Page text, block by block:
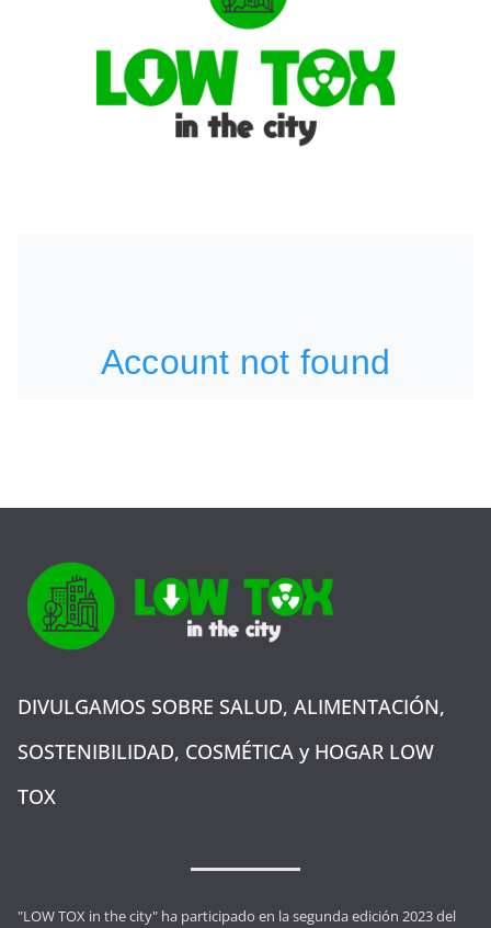
DIVULGAMOS SOBRE SALUD, ALIMENTACIÓN,
SOSTENIBILIDAD, COSMÉTICA y HOGAR LOW
TOX
"LOW TOX in the city" ha participado en la segunda edición 2023 del